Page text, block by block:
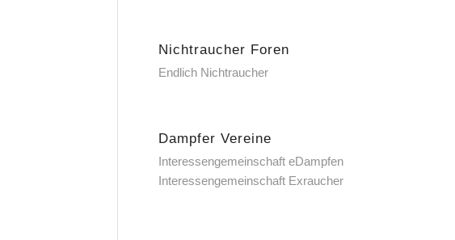
Nichtraucher Foren
Endlich Nichtraucher
Dampfer Vereine
Interessengemeinschaft eDampfen
Interessengemeinschaft Exraucher